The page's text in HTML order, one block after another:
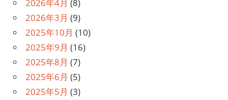
2026年4月 (8)
2026年3月 (9)
2025年10月 (10)
2025年9月 (16)
2025年8月 (7)
2025年6月 (5)
2025年5月 (3)